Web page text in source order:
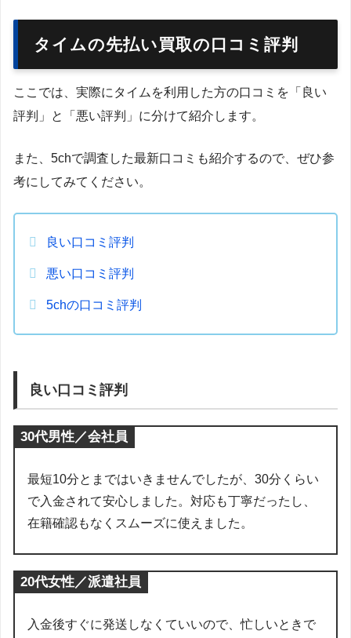
タイムの先払い買取の口コミ評判
ここでは、実際にタイムを利用した方の口コミを「良い
評判」と「悪い評判」に分けて紹介します。
また、5chで調査した最新口コミも紹介するので、ぜひ参
考にしてみてください。
良い口コミ評判
悪い口コミ評判
5chの口コミ評判
良い口コミ評判
30代男性／会社員
最短10分とまではいきませんでしたが、30分くらい
で入金されて安心しました。対応も丁寧だったし、
在籍確認もなくスムーズに使えました。
20代女性／派遣社員
入金後すぐに発送しなくていいので、忙しいときで